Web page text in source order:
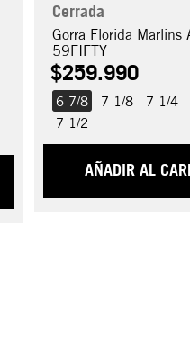
Cerrada
Gorra Florida Marlins
59FIFTY
$259.990
6 7/8
7 1/2
7 1/4
7 1/8
AÑADIR AL